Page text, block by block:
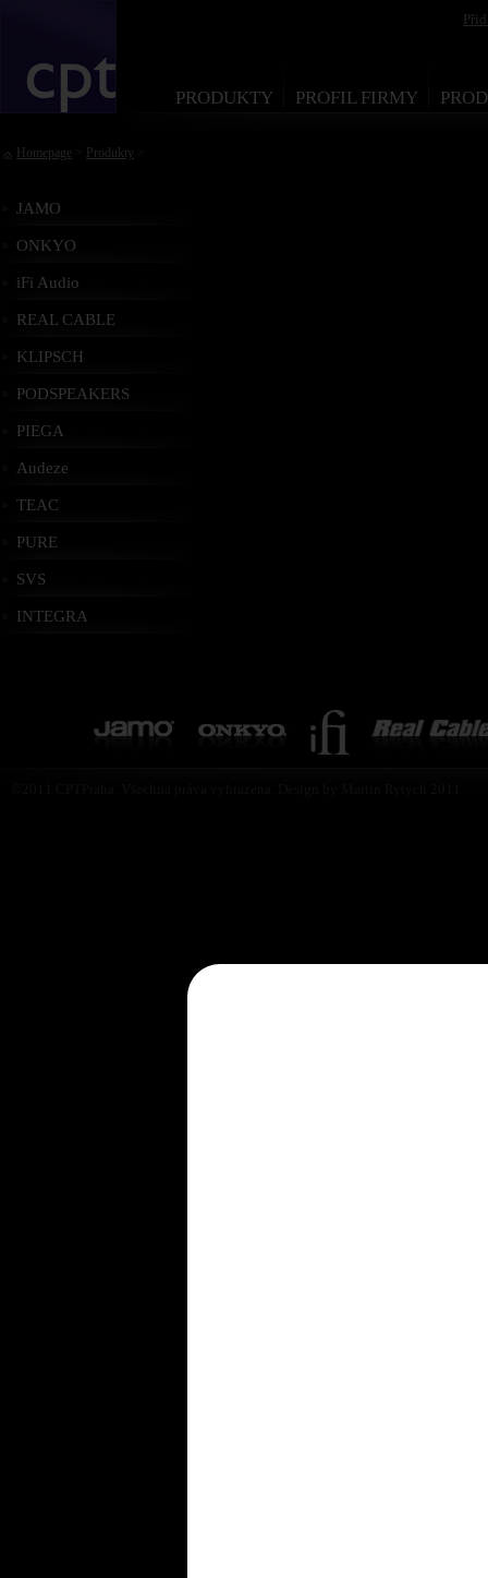
PRODUKTY PROFIL FIRMY
Homepage Produkty
JAMO
ONKYO
iFi Audio
REAL CABLE
KLIPSCH
PODSPEAKERS
PIEGA
Audeze
TEAC
PURE
SVS
INTEGRA